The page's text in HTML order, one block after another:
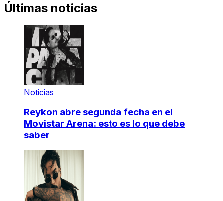
Últimas noticias
Noticias
Reykon abre segunda fecha en el
Movistar Arena: esto es lo que debe
saber